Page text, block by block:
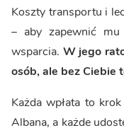
Koszty transportu i
– aby zapewnić mu
wsparcia. W jego
osób, ale bez Ciebie
Każda wpłata to
Albana, a każde